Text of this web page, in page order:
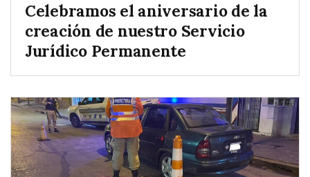
Celebramos el aniversario de la
creación de nuestro Servicio
Jurídico Permanente